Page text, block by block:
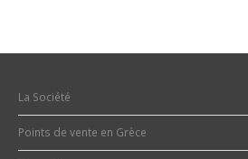
La Société
Points de vente en Grèce